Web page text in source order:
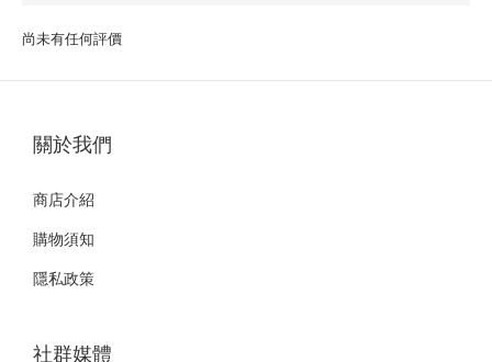
尚未有任何評價
關於我們
商店介紹
購物須知
隱私政策
社群媒體